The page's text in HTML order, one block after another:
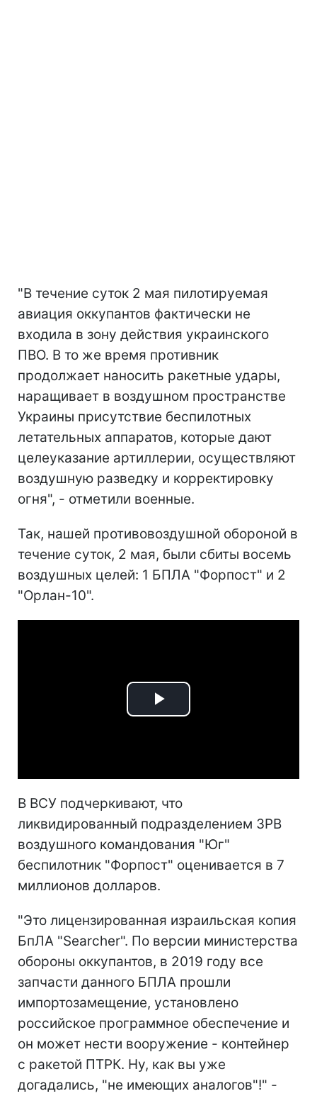
"В течение суток 2 мая пилотируемая
авиация оккупантов фактически не
входила в зону действия украинского
ПВО. В то же время противник
продолжает наносить ракетные удары,
наращивает в воздушном пространстве
Украины присутствие беспилотных
летательных аппаратов, которые дают
целеуказание артиллерии, осуществляют
воздушную разведку и корректировку
огня", - отметили военные.
Так, нашей противовоздушной обороной в
течение суток, 2 мая, были сбиты восемь
воздушных целей: 1 БПЛА "Форпост" и 2
"Орлан-10".
Play
В ВСУ подчеркивают, что
ликвидированный подразделением ЗРВ
воздушного командования "Юг"
беспилотник "Форпост" оценивается в 7
миллионов долларов.
"Это лицензированная израильская копия
БпЛА "Searcher". По версии министерства
обороны оккупантов, в 2019 году все
запчасти данного БПЛА прошли
импортозамещение, установлено
российское программное обеспечение и
он может нести вооружение - контейнер
с ракетой ПТРК. Ну, как вы уже
догадались, "не имеющих аналогов"!" -